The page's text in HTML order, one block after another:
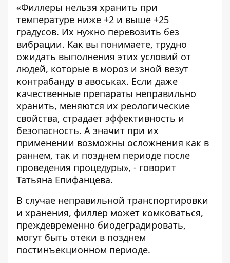
«Филлеры нельзя хранить при
температуре ниже +2 и выше +25
градусов. Их нужно перевозить без
вибрации. Как вы понимаете, трудно
ожидать выполнения этих условий от
людей, которые в мороз и зной везут
контрабанду в авоськах. Если даже
качественные препараты неправильно
хранить, меняются их реологические
свойства, страдает эффективность и
безопасность. А значит при их
применении возможны осложнения как в
раннем, так и позднем периоде после
проведения процедуры», - говорит
Татьяна Епифанцева.
В случае неправильной транспортировки
и хранения, филлер может комковаться,
преждевременно биодеградировать,
могут быть отеки в позднем
постинъекционном периоде.